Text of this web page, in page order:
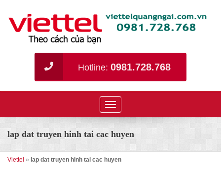
Hotline: 0981.728.768
Toggle
navigation
lap dat truyen hinh tai cac huyen
Viettel » lap dat truyen hinh tai cac huyen